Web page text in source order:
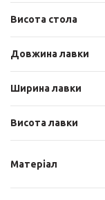
Висота стола
Довжина лавки
Ширина лавки
Висота лавки
Матеріал